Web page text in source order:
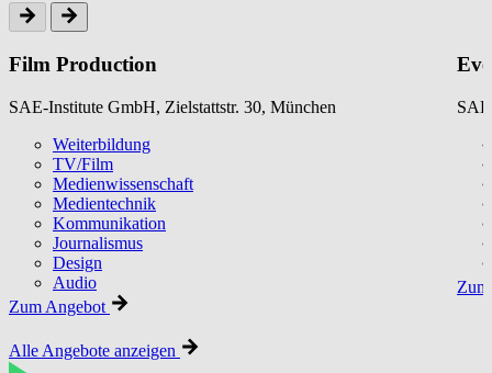
Film Production
SAE-Institute GmbH, Zielstattstr. 30, München
Weiterbildung
TV/Film
Medienwissenschaft
Medientechnik
Kommunikation
Journalismus
Design
Audio
Zum Angebot
Alle Angebote anzeigen